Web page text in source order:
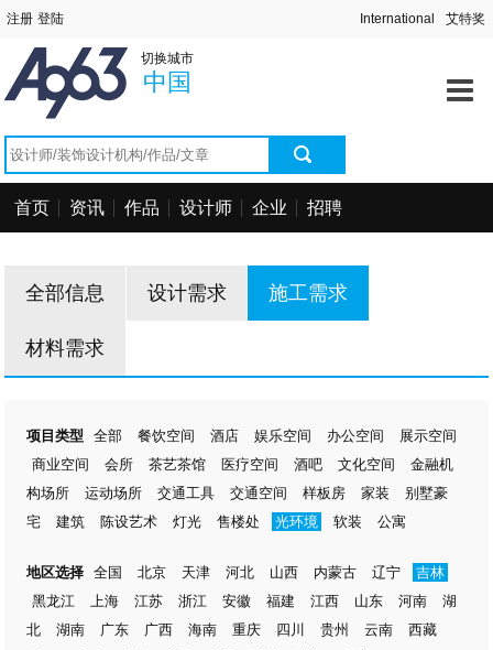
切换城市
中国
首页
资讯中心
找设计师
首页 资讯 作品 设计师 企业 招聘
全部信息 设计需求 施工需求
材料需求
项目类型 全部 餐饮空间 酒店 娱乐空间 办公空间
展示空间
商业空间
会所 茶艺茶馆 医疗空间 酒吧 文化空间
金融机
构场所
运动场所 交通工具 交通空间 样板房 家装
别墅豪
宅
建筑 陈设艺术 灯光 售楼处 光环境 软装 公寓
地区选择 全国 北京 天津 河北 山西 内蒙古 辽宁
吉林
黑龙江
上海 江苏 浙江 安徽 福建 江西 山东 河南
湖
北
湖南 广东 广西 海南 重庆 四川 贵州 云南
西藏